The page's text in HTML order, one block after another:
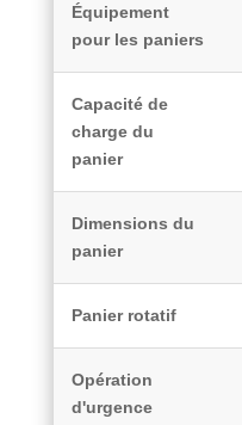
Équipement
pour les paniers
Capacité de
charge du
panier
Dimensions du
panier
Panier rotatif
Opération
d'urgence